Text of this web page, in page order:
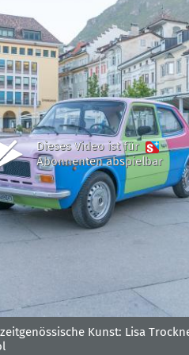
Dieses Video ist für
Abonnenten abspielbar
Kunst: Lisa